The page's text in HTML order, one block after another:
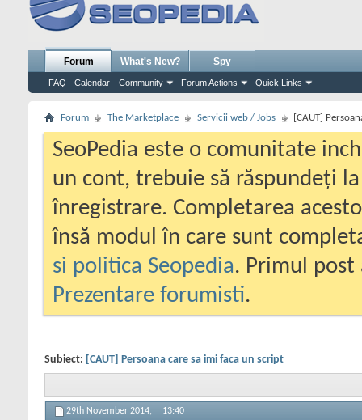
Forum
FAQ Calendar Community Forum Actions Quick Links
What's New? Spy
Forum The Marketplace Servicii web / Jobs [CAUT]
SeoPedia este o comunitate
un cont, trebuie să răspundeți
înregistrare. Completarea
însă modul în care sunt
si politica Seopedia. Primul
Prezentare forumisti.
Subiect: [CAUT] Persoana care sa imi faca un script
29th November 2014, 13:40